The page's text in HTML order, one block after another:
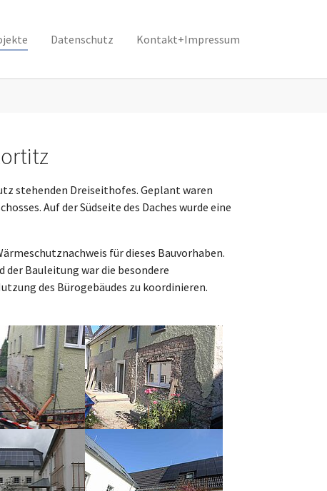
Datenschutz Kontakt+Impressum
stehenden Dreiseithofes. Geplant waren
Auf der Südseite des Daches wurde eine
für dieses Bauvorhaben.
Bauleitung war die besondere
des Bürogebäudes zu koordinieren.